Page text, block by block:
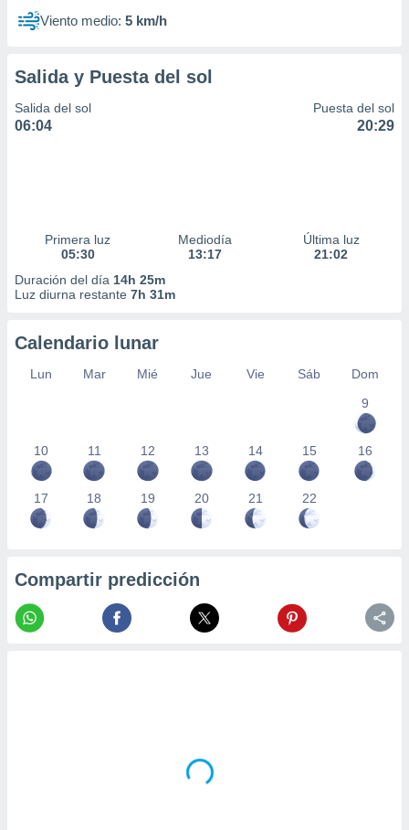
Viento medio: 5 km/h
Salida y Puesta del sol
Salida del sol
06:04
Puesta del sol
20:29
Primera luz
05:30
Mediodía
13:17
Última luz
21:02
Duración del día 14h 25m
Luz diurna restante 7h 31m
Calendario lunar
Lun Mar Mié Jue Vie Sáb
Dom
9
10 11 12 13 14 15 16
17 18 19 20 21 22
Compartir predicción